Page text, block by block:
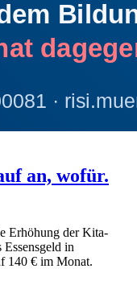
an, wofür.
Erhöhung der Kita-
in
140 € im Monat.